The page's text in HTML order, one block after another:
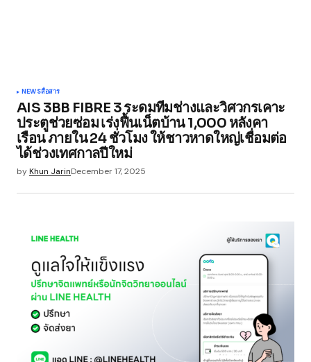
NEWSสื่อสาร
AIS 3BB FIBRE 3 ระดมทีมช่างและวิศวกรเคาะ
ประตูช่วยซ่อม เร่งฟื้นเน็ตบ้าน 1,000 หลังคา
เรือน ภายใน 24 ชั่วโมง ให้ชาวหาดใหญ่เชื่อมต่อ
ได้ช่วงเทศกาลปีใหม่
byKhun JarinDecember 17, 2025